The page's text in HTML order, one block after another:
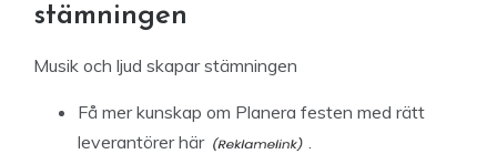
stämningen
Musik och ljud skapar stämningen
Få merkunskap om Planera festen med rätt
leverantörer här
.